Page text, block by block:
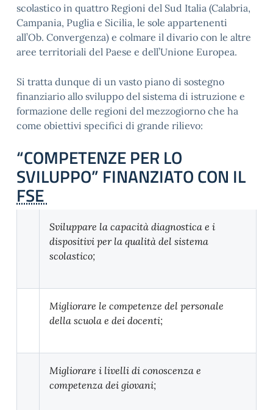
scolastico in quattro Regioni del Sud Italia (Calabria,
Campania, Puglia e Sicilia, le sole appartenenti
all’Ob. Convergenza) e colmare il divario con le altre
aree territoriali del Paese e dell’Unione Europea.
Si tratta dunque di un vasto piano di sostegno
finanziario allo sviluppo del sistema di istruzione e
formazione delle regioni del mezzogiorno che ha
come obiettivi specifici di grande rilievo:
“COMPETENZE PER LO
SVILUPPO” FINANZIATO CON IL
FSE
Sviluppare la capacità diagnostica e i
dispositivi per la qualità del sistema
scolastico;
Migliorare le competenze del personale
della scuola e dei docenti;
Migliorare i livelli di conoscenza e
competenza dei giovani;